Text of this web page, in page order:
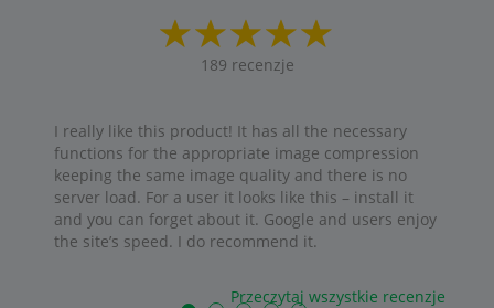
189 recenzje
I really like this product! It has all the necessary
functions for the appropriate image compression
keeping the same image quality and there is no
server load. For a user it looks like this – install it
and you can forget about it. Google and users enjoy
the site’s speed. I do recommend it.
Przeczytaj wszystkie recenzje